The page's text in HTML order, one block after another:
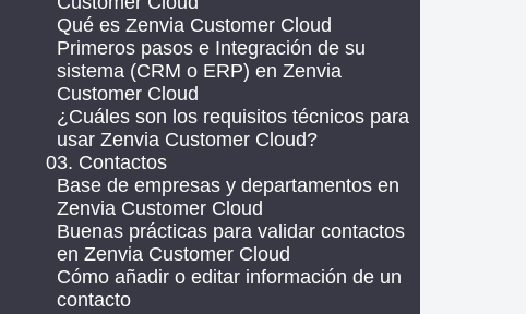
Qué es Zenvia Customer Cloud
Primeros pasos e Integración de su
sistema (CRM o ERP) en Zenvia
Customer Cloud
¿Cuáles son los requisitos técnicos para
usar Zenvia Customer Cloud?
03. Contactos
Base de empresas y departamentos en
Zenvia Customer Cloud
Buenas prácticas para validar contactos
en Zenvia Customer Cloud
Cómo añadir o editar información de un
contacto